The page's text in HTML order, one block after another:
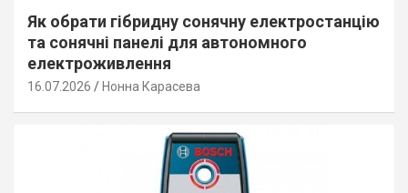
Як обрати гібридну сонячну електростанцію
та сонячні панелі для автономного
електроживлення
16.07.2026 Нонна Карасева